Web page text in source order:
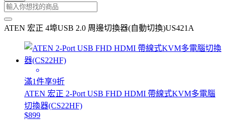
ATEN 宏正 4埠USB 2.0 周邊切換器(自動切換)US421A
滿1件享9折
ATEN 宏正 2-Port USB FHD HDMI 帶線式KVM多電腦
切換器(CS22HF)
$899